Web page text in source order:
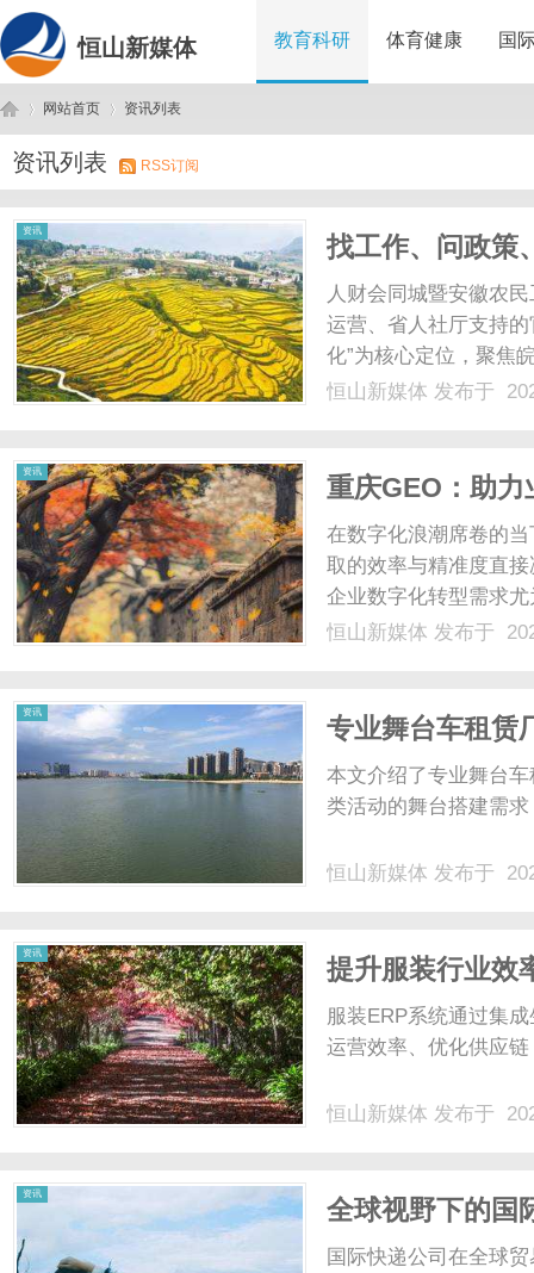
恒山新媒体 教育科研 体育健康 国
恒 ›
网站首页
›
资讯列表
资讯列表 RSS订阅
资讯
找工作、问政策
每一位皖籍务工
人财会同城暨安徽农
运营、省人社厅支持
化”为核心定位，聚焦
作需求，布局安徽、
恒山新媒体 发布于
资讯
重庆GEO：助力
在数字化浪潮席卷的
取的效率与精准度直
企业数字化转型需求
求与产品服务的核心
恒山新媒体 发布于
资讯
专业舞台车租赁
本文介绍了专业舞台
类活动的舞台搭建需
恒山新媒体 发布于
资讯
提升服装行业
析
服装ERP系统通过集
运营效率、优化供应
恒山新媒体 发布于
资讯
全球视野下的国
国际快递公司在全球